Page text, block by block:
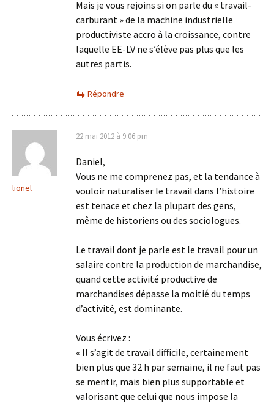
Mais je vous rejoins si on parle du « travail-
carburant » de la machine industrielle
productiviste accro à la croissance, contre
laquelle EE-LV ne s’élève pas plus que les
autres partis.
Répondre
lionel
22 mai 2012 à 9:06 pm
Daniel,
Vous ne me comprenez pas, et la tendance à
vouloir naturaliser le travail dans l’histoire
est tenace et chez la plupart des gens,
même de historiens ou des sociologues.
Le travail dont je parle est le travail pour un
salaire contre la production de marchandise,
quand cette activité productive de
marchandises dépasse la moitié du temps
d’activité, est dominante.
Vous écrivez :
« Il s’agit de travail difficile, certainement
bien plus que 32 h par semaine, il ne faut pas
se mentir, mais bien plus supportable et
valorisant que celui que nous impose la